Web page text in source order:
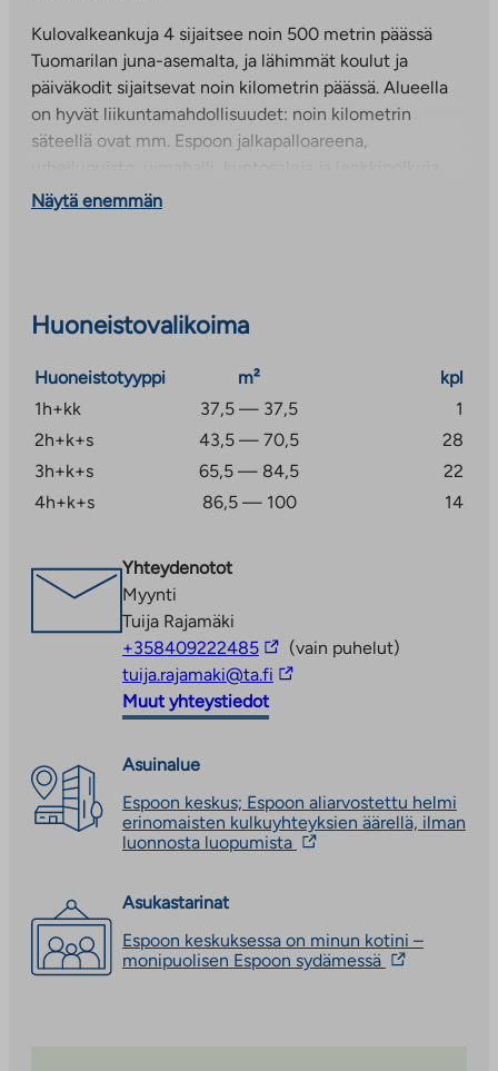
Kulovalkeankuja 4 sijaitsee noin 500 metrin päässä
Tuomarilan juna-asemalta, ja lähimmät koulut ja
päiväkodit sijaitsevat noin kilometrin päässä. Alueella
on hyvät liikuntamahdollisuudet: noin kilometrin
säteellä ovat mm. Espoon jalkapalloareena,
Kauppakeskus Entresse, jossa kattavat palvelut
Kohteessa on Elisa kiinteistölaajakaista, jonka
perusnopeus 50 Mbit/s kuuluu käyttövastikkeeseen.
Autopaikat varattavissa saatavuuden mukaan.
Huoneistoissa on huoneistokohtaiset
ilmanvaihtokojeet ja pesuhuoneissa sähköinen
huoneistokohtaiset ilmanvaihtokojeet ja
pesuhuoneiden lattialämmitys osaltaan lämmittävät
asuntoa, huoneiston sähkönkulutus saattaa
lämmityskaudella olla merkittävästi suurempaa kuin
muuna aikana.
Näytä enemmän
Huoneistovalikoima
Huoneistotyyppi m²
kpl
1h+kk
37,5 — 37,5
1
2h+k+s
43,5 — 70,5
28
3h+k+s
65,5 — 84,5
22
4h+k+s
86,5 — 100 14
Yhteydenotot
Myynti
Tuija Rajamäki
+358409222485Linkki
vie
ulkopuoliseen
palveluun
(vain puhelut)
tuija.rajamaki@ta.fi Linkki
Muut yhteystiedot
Asuinalue
Espoon keskus; Espoon aliarvostettu helmi
erinomaisten kulkuyhteyksien äärellä, ilman
luonnosta luopumista Linkki
aukeaa
uuteen
Asukastarinat
Espoon keskuksessa on minun kotini –
monipuolisen Espoon sydämessä Linkki